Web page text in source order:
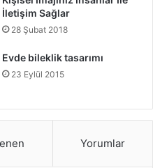
üst menüde bulunan
gerekmektedir. Burada
Dikkat Edilmeli
İletişim Sağlar
28 Şubat 2018
Evde bileklik tasarımı
23 Eylül 2015
Yorumlar